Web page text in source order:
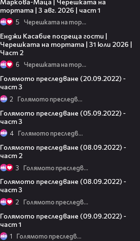
тортата | 3 авг. 2026 | част 1
5 Черешката на тортата
Енджи Касабие посреща гости |
Черешката на тортата | 31 юли 2026 |
Част 2
6 Черешката на тортата
Голямото преследване (20.09.2022) -
част 3
2 Голямото преследване
Голямото преследване (05.09.2022) -
част 3
4 Голямото преследване
Голямото преследване (08.09.2022) -
част 2
3 Голямото преследване
Голямото преследване (08.09.2022) -
част 3
2 Голямото преследване
Голямото преследване (09.09.2022) -
част 1
1 Голямото преследване